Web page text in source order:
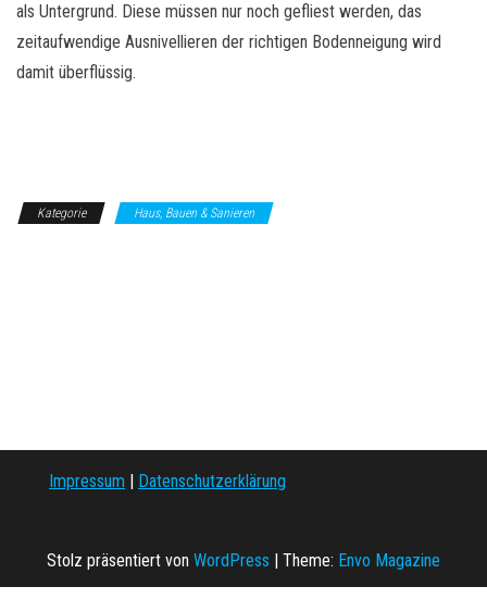
als Untergrund. Diese müssen nur noch gefliest werden, das
zeitaufwendige Ausnivellieren der richtigen Bodenneigung wird
damit überflüssig.
Kategorie Haus, Bauen & Sanieren
Impressum Datenschutzerklärung
Stolz präsentiert von WordPress Theme: Envo Magazine